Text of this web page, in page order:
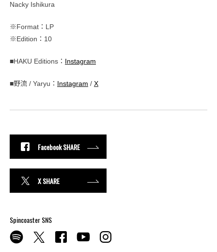
Nacky Ishikura
※Format：LP
※Edition：10
■HAKU Editions： Instagram
■野流 / Yaryu： Instagram / X
Facebook SHARE
X SHARE
Spincoaster SNS